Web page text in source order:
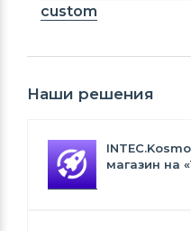
custom
Наши решения
магазин на